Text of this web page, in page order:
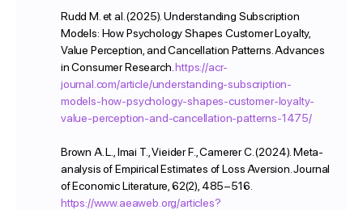
Rudd M. et al. (2025). Understanding Subscription
Models: How Psychology Shapes Customer Loyalty,
Value Perception, and Cancellation Patterns. Advances
in Consumer Research.https://acr-
journal.com/article/understanding-subscription-
models-how-psychology-shapes-customer-loyalty-
value-perception-and-cancellation-patterns-1475/
Brown A. L., Imai T., Vieider F., Camerer C. (2024). Meta-
analysis of Empirical Estimates of Loss Aversion. Journal
of Economic Literature, 62(2), 485–516.
https://www.aeaweb.org/articles?
Посмотрите,
как imot.io работает
в вашем бизнесе